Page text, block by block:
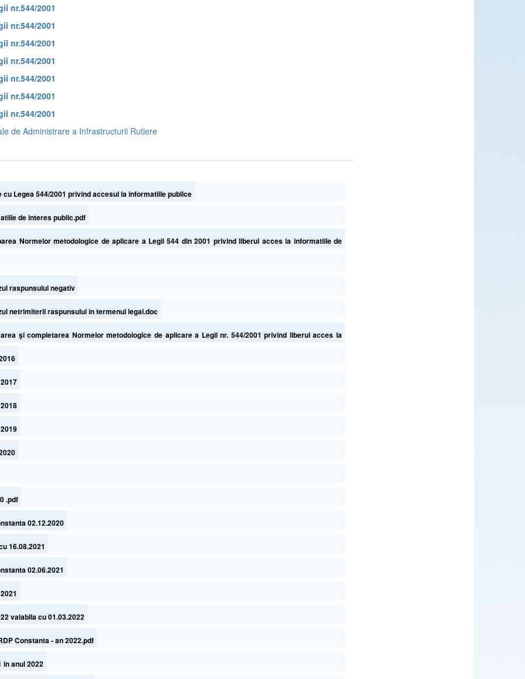
nr.544/2001
nr.544/2001
nr.544/2001
nr.544/2001
nr.544/2001
nr.544/2001
nr.544/2001
de Administrare a Infrastructurii Rutiere
Legea 544/2001 privind accesul la informatiile publice
de interes public.pdf
Normelor metodologice de aplicare a Legii 544 din 2001 privind liberul acces la informatiile de
raspunsului negativ
netrimiterii raspunsului in termenul legal.doc
şi completarea Normelor metodologice de aplicare a Legii nr. 544/2001 privind liberul acces la
nr. 123/2002
.pdf
02.12.2020
16.08.2021
02.06.2021
valabila cu 01.03.2022
Constanta - an 2022.pdf
in anul 2022